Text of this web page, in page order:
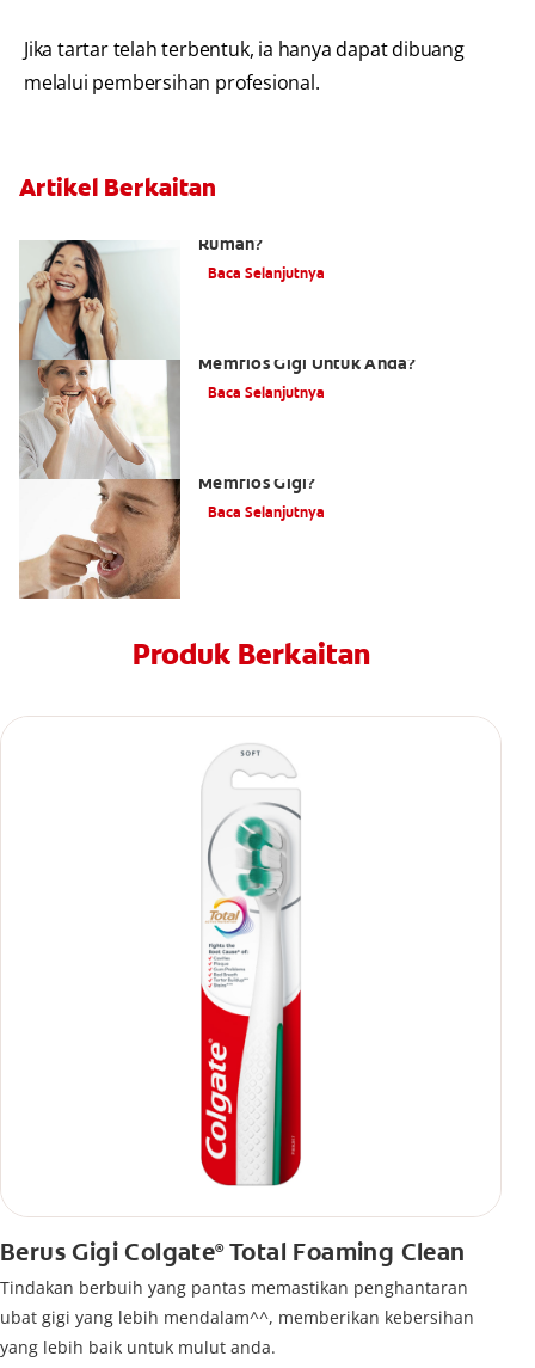
Jika tartar telah terbentuk, ia hanya dapat dibuang
melalui pembersihan profesional.
Artikel Berkaitan
Rumah?
Baca Selanjutnya
Memflos Gigi Untuk Anda?
Baca Selanjutnya
Memflos Gigi?
Baca Selanjutnya
Produk Berkaitan
Berus Gigi Colgate®Total Foaming Clean
Tindakan berbuih yang pantas memastikan penghantaran
ubat gigi yang lebih mendalam^^, memberikan kebersihan
yang lebih baik untuk mulut anda.